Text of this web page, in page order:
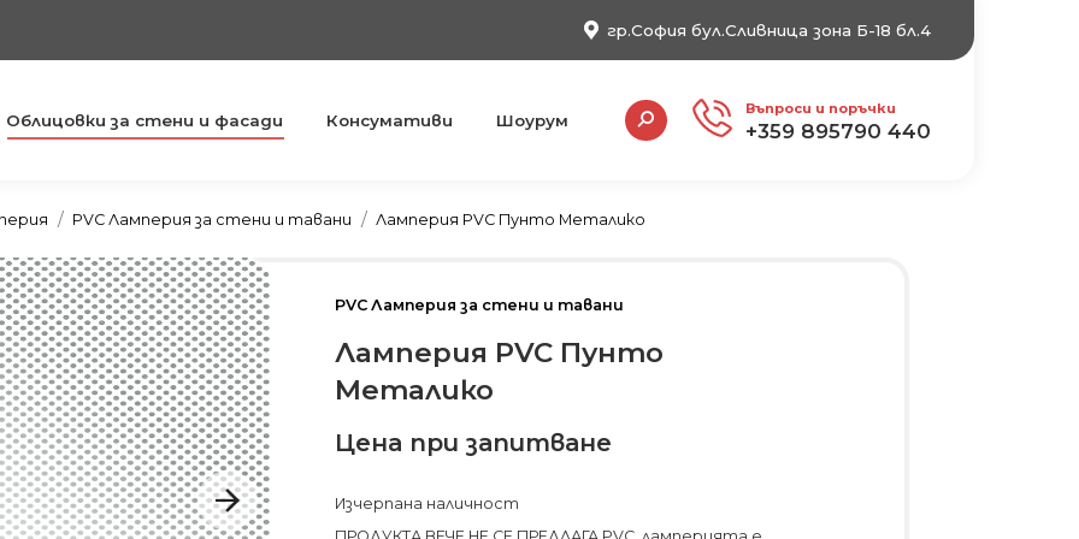
гр.София бул.Сливница зона Б-18 бл.4
Облицовки за стени и фасади Консумативи Шоурум
Search: Въпроси и поръчки
+359 895790 440
You are here:
PVC Ламперия за стени и тавани Ламперия PVC Пунто Металико
PVC Ламперия за стени и тавани
Ламперия PVC Пунто
Металико
Цена при запитване
Изчерпана наличност